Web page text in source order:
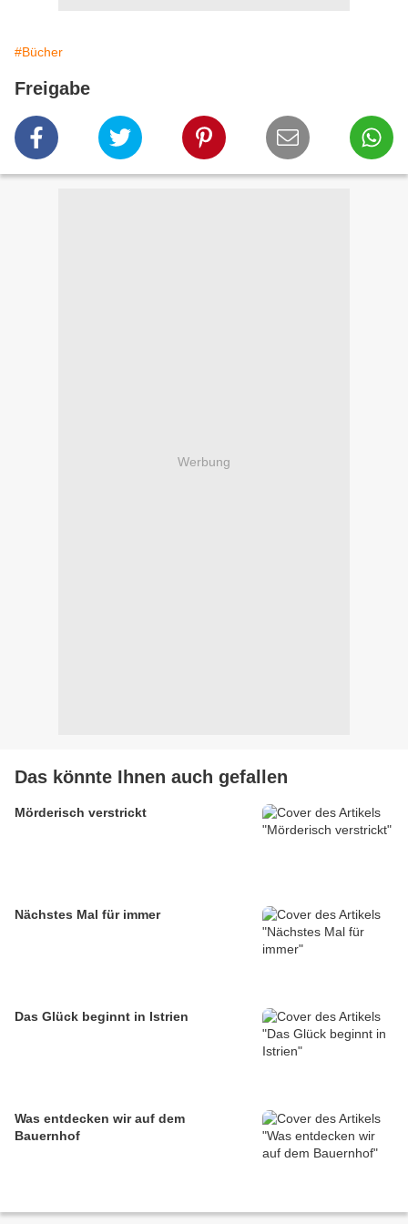
#Bücher
Freigabe
Werbung
Das könnte Ihnen auch gefallen
Mörderisch verstrickt
Nächstes Mal für immer
Das Glück beginnt in Istrien
Was entdecken wir auf dem
Bauernhof